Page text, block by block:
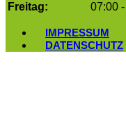
Freitag:
07:00
IMPRESSUM
DATENSCHUTZ